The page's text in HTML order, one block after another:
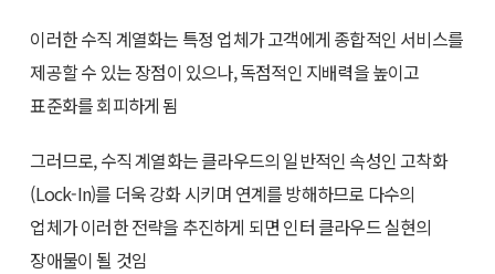
이러한 수직 계열화는 특정 업체가 고객에게 종합적인 서비스를
제공할 수 있는 장점이 있으나, 독점적인 지배력을 높이고
표준화를 회피하게 됨
그러므로, 수직 계열화는 클라우드의 일반적인 속성인 고착화
(Lock-In)를 더욱 강화 시키며 연계를 방해하므로 다수의
업체가 이러한 전략을 추진하게 되면 인터 클라우드 실현의
장애물이 될 것임